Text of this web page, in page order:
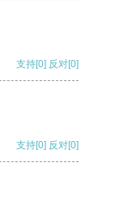
支持[0] 反对[0]
支持[0] 反对[0]